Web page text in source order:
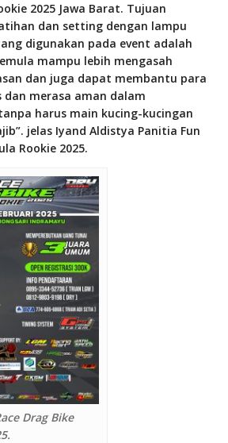
2025 Jawa Barat. Tujuan
dan setting dengan lampu
digunakan pada event adalah
mampu lebih mengasah
dan juga dapat membantu para
merasa aman dalam
harus main kucing-kucingan
jelas Iyand Aldistya Panitia Fun
Rookie 2025.
Drag Bike